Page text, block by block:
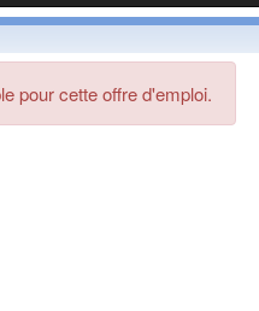
pour cette offre d'emploi.